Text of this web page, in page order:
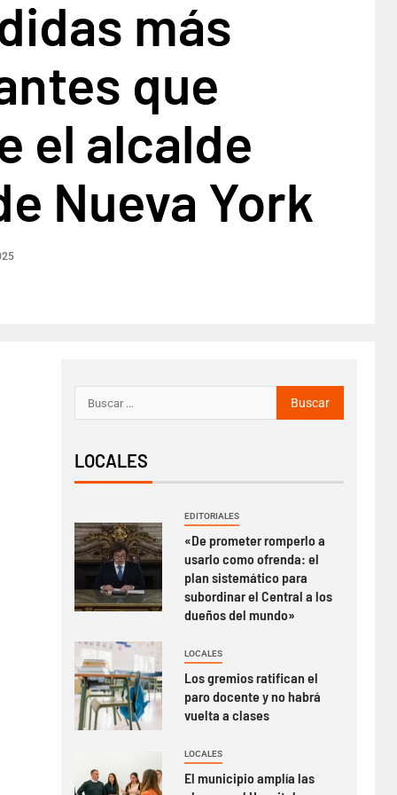
más
que
el alcalde
Nueva York
LOCALES
EDITORIALES
«De prometer romperlo a
usarlo como ofrenda: el
plan sistemático para
subordinar el Central a los
dueños del mundo»
LOCALES
Los gremios ratifican el
paro docente y no habrá
vuelta a clases
LOCALES
El municipio amplía las